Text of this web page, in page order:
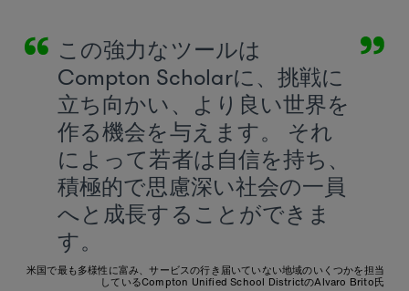
この強力なツールは
Compton Scholarに、挑戦に
立ち向かい、より良い世界を
作る機会を与えます。 それ
によって若者は自信を持ち、
積極的で思慮深い社会の一員
へと成長することができま
す。
米国で最も多様性に富み、サービスの行き届いていない地域のいくつかを担当
しているCompton Unified School DistrictのAlvaro Brito氏